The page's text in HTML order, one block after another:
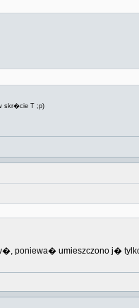
skr�cie T ;p)
poniewa� umieszczono j�